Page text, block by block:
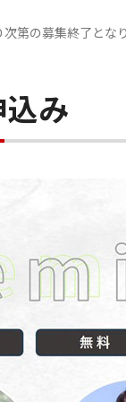
第の募集終了とな
み